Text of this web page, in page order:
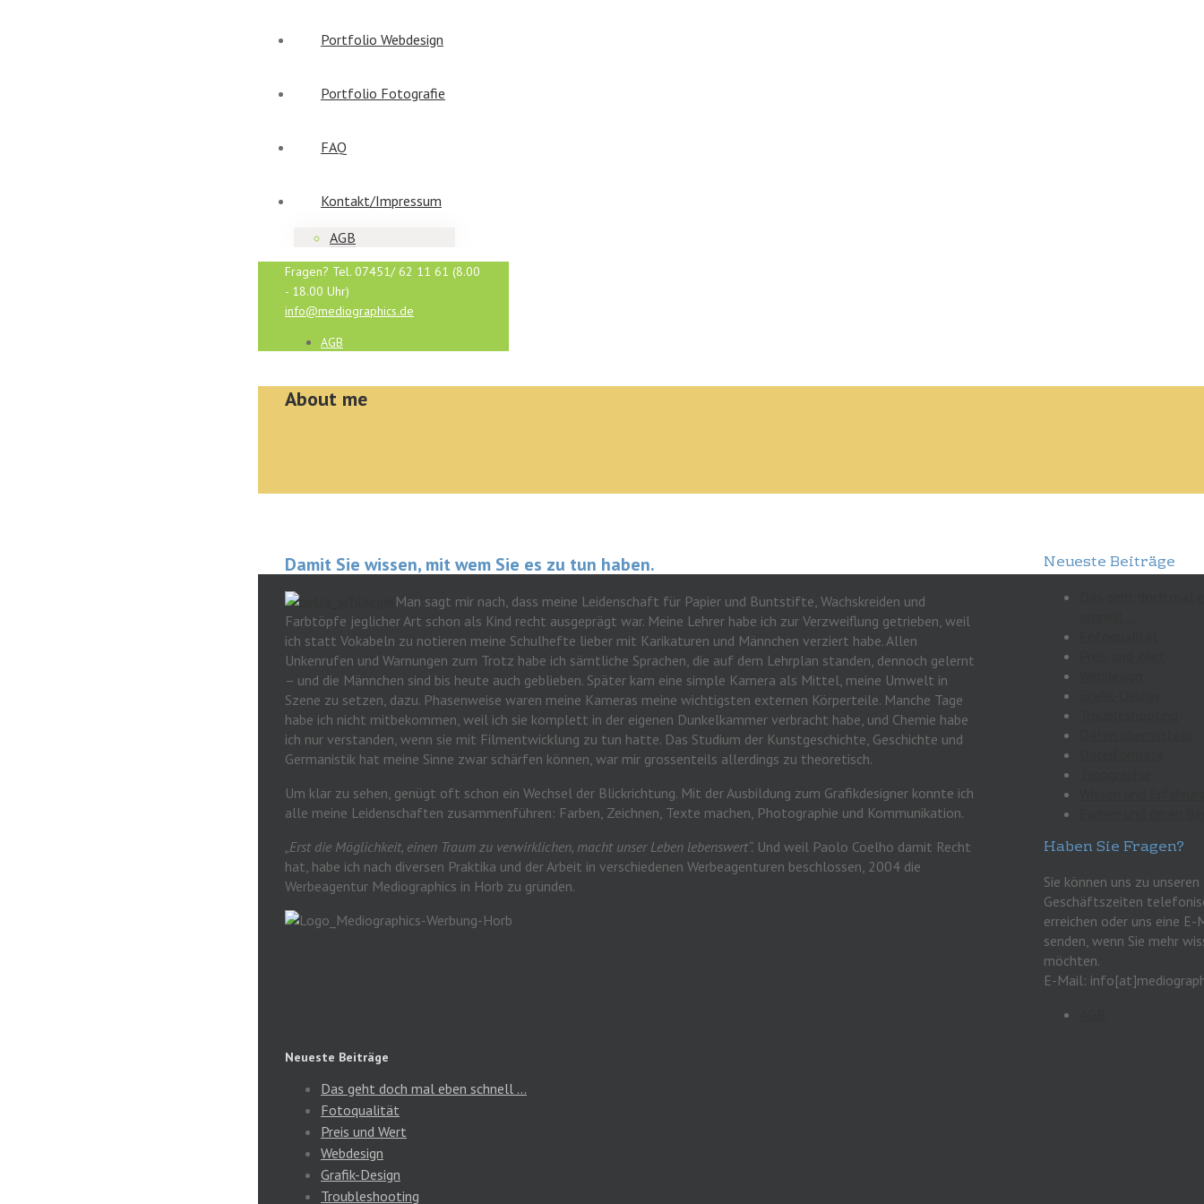
Portfolio Webdesign
Portfolio Fotografie
FAQ
Kontakt/Impressum
AGB
Fragen? Tel. 07451/ 62 11 61 (8.00
- 18.00 Uhr)
info@mediographics.de
AGB
About me
Damit Sie wissen, mit wem Sie es zu tun haben.
Man sagt mir nach, dass meine Leidenschaft für Papier und Buntstifte, Wachskreiden und
Farbtöpfe jeglicher Art schon als Kind recht ausgeprägt war. Meine Lehrer habe ich zur Verzweiflung getrieben, weil
ich statt Vokabeln zu notieren meine Schulhefte lieber mit Karikaturen und Männchen verziert habe. Allen
Unkenrufen und Warnungen zum Trotz habe ich sämtliche Sprachen, die auf dem Lehrplan standen, dennoch gelernt
– und die Männchen sind bis heute auch geblieben. Später kam eine simple Kamera als Mittel, meine Umwelt in
Szene zu setzen, dazu. Phasenweise waren meine Kameras meine wichtigsten externen Körperteile. Manche Tage
habe ich nicht mitbekommen, weil ich sie komplett in der eigenen Dunkelkammer verbracht habe, und Chemie habe
ich nur verstanden, wenn sie mit Filmentwicklung zu tun hatte. Das Studium der Kunstgeschichte, Geschichte und
Germanistik hat meine Sinne zwar schärfen können, war mir grossenteils allerdings zu theoretisch.
Um klar zu sehen, genügt oft schon ein Wechsel der Blickrichtung. Mit der Ausbildung zum Grafikdesigner konnte ich
alle meine Leidenschaften zusammenführen: Farben, Zeichnen, Texte machen, Photographie und Kommunikation.
„Erst die Möglichkeit, einen Traum zu verwirklichen, macht unser Leben lebenswert“. Und weil Paolo Coelho damit Recht
hat, habe ich nach diversen Praktika und der Arbeit in verschiedenen Werbeagenturen beschlossen, 2004 die
Werbeagentur Mediographics in Horb zu gründen.
Neueste Beiträge
Haben Sie Fragen?
Sie können uns zu unseren
Geschäftszeiten
erreichen oder uns eine E-
senden, wenn Sie mehr
möchten.
E-Mail:
Neueste Beiträge
Das geht doch mal eben schnell …
Fotoqualität
Preis und Wert
Webdesign
Grafik-Design
Troubleshooting